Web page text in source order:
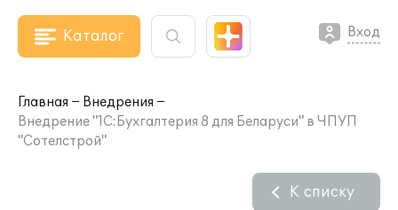
Каталог Вход
Главная
Внедрения
Внедрение "1С:Бухгалтерия 8 для Беларуси" в ЧПУП
"Сотелстрой"
К списку